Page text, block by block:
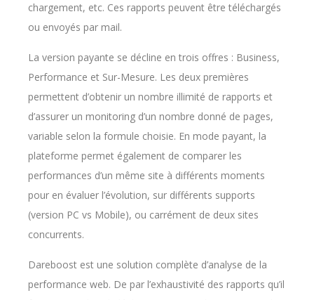
chargement, etc. Ces rapports peuvent être téléchargés
ou envoyés par mail.
La version payante se décline en trois offres : Business,
Performance et Sur-Mesure. Les deux premières
permettent d’obtenir un nombre illimité de rapports et
d’assurer un monitoring d’un nombre donné de pages,
variable selon la formule choisie. En mode payant, la
plateforme permet également de comparer les
performances d’un même site à différents moments
pour en évaluer l’évolution, sur différents supports
(version PC vs Mobile), ou carrément de deux sites
concurrents.
Dareboost est une solution complète d’analyse de la
performance web. De par l’exhaustivité des rapports qu’il